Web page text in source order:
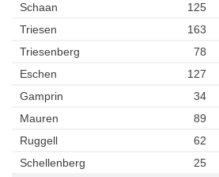
Schaan
125
Triesen
163
Triesenberg
78
Eschen
127
Gamprin
34
Mauren
89
Ruggell
62
Schellenberg
25